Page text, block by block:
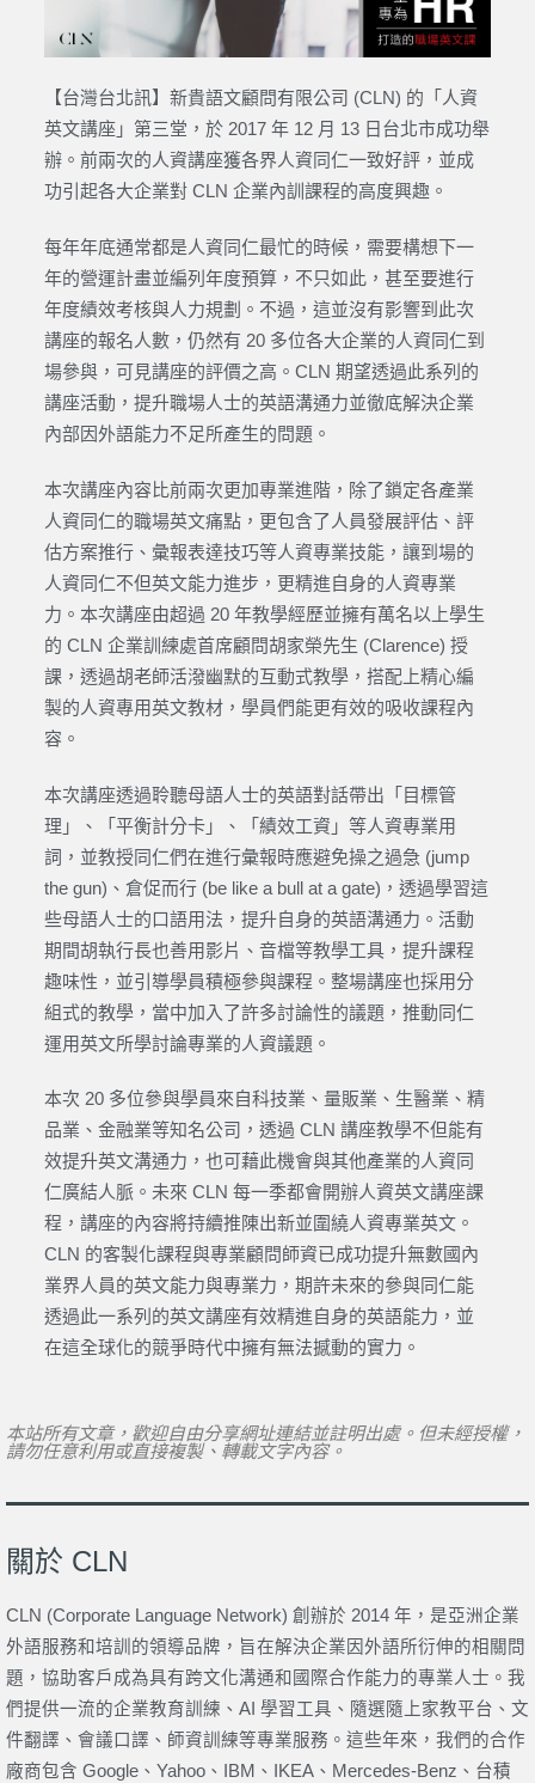
【台灣台北訊】新貴語文顧問有限公司 (CLN) 的「人資
英文講座」第三堂，於 2017 年 12 月 13 日台北市成功舉
辦。前兩次的人資講座獲各界人資同仁一致好評，並成
功引起各大企業對 CLN 企業內訓課程的高度興趣。
每年年底通常都是人資同仁最忙的時候，需要構想下一
年的營運計畫並編列年度預算，不只如此，甚至要進行
年度績效考核與人力規劃。不過，這並沒有影響到此次
講座的報名人數，仍然有 20 多位各大企業的人資同仁到
場參與，可見講座的評價之高。CLN 期望透過此系列的
講座活動，提升職場人士的英語溝通力並徹底解決企業
內部因外語能力不足所產生的問題。
本次講座內容比前兩次更加專業進階，除了鎖定各產業
人資同仁的職場英文痛點，更包含了人員發展評估、評
估方案推行、彙報表達技巧等人資專業技能，讓到場的
人資同仁不但英文能力進步，更精進自身的人資專業
力。本次講座由超過 20 年教學經歷並擁有萬名以上學生
的 CLN 企業訓練處首席顧問胡家榮先生 (Clarence) 授
課，透過胡老師活潑幽默的互動式教學，搭配上精心編
製的人資專用英文教材，學員們能更有效的吸收課程內
容。
本次講座透過聆聽母語人士的英語對話帶出「目標管
理」、「平衡計分卡」、「績效工資」等人資專業用
詞，並教授同仁們在進行彙報時應避免操之過急 (jump
the gun)、倉促而行 (be like a bull at a gate)，透過學習這
些母語人士的口語用法，提升自身的英語溝通力。活動
期間胡執行長也善用影片、音檔等教學工具，提升課程
趣味性，並引導學員積極參與課程。整場講座也採用分
組式的教學，當中加入了許多討論性的議題，推動同仁
運用英文所學討論專業的人資議題。
本次 20 多位參與學員來自科技業、量販業、生醫業、精
品業、金融業等知名公司，透過 CLN 講座教學不但能有
效提升英文溝通力，也可藉此機會與其他產業的人資同
仁廣結人脈。未來 CLN 每一季都會開辦人資英文講座課
程，講座的內容將持續推陳出新並圍繞人資專業英文。
CLN 的客製化課程與專業顧問師資已成功提升無數國內
業界人員的英文能力與專業力，期許未來的參與同仁能
透過此一系列的英文講座有效精進自身的英語能力，並
在這全球化的競爭時代中擁有無法撼動的實力。
本站所有文章，歡迎自由分享網址連結並註明出處。但未經授權，
請勿任意利用或直接複製、轉載文字內容。
關於 CLN
CLN (Corporate Language Network) 創辦於 2014 年，是亞洲企業
外語服務和培訓的領導品牌，旨在解決企業因外語所衍伸的相關問
題，協助客戶成為具有跨文化溝通和國際合作能力的專業人士。我
們提供一流的企業教育訓練、AI 學習工具、隨選隨上家教平台、文
件翻譯、會議口譯、師資訓練等專業服務。這些年來，我們的合作
廠商包含 Google、Yahoo、IBM、IKEA、Mercedes-Benz、台積